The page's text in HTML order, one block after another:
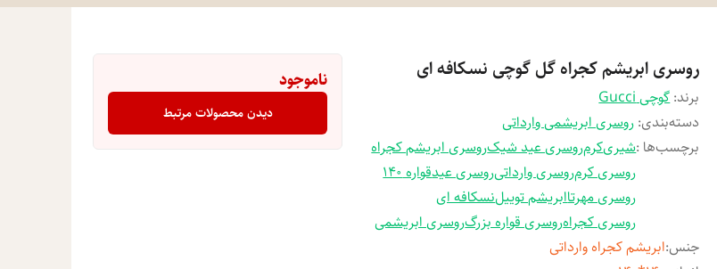
روسری ابریشم کجراه گل گوچی نسکافه ای
برند:گوچی Gucci
دسته‌بندی: روسری ابریشمی وارداتی
برچسب‌ها :شیریکرمروسری عید شیکروسری ابریشم کجراه
روسری کرمروسری وارداتیروسری عیدقواره 140
روسری مهرتاابریشم توییلنسکافه ای
روسری کجراهروسری قواره بزرگروسری ابریشمی
جنس:ابریشم کجراه وارداتی
ناموجود
دیدن محصولات مرتبط